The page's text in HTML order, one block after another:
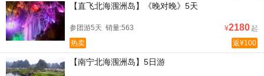
【直飞北海涠洲岛】《晚对晚》5天
参团游5天 销量:563 ¥2180 起
返¥100
热卖
【南宁北海涠洲岛】5日游